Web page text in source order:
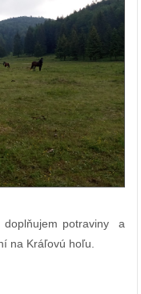
doplňujem potraviny a
na Kráľovú hoľu.